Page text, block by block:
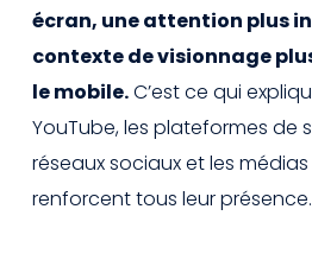
écran, une attention plus
contexte de visionnage
le mobile.C’est ce qui
YouTube, les plateformes de
réseaux sociaux et les
renforcent tous leur présence.